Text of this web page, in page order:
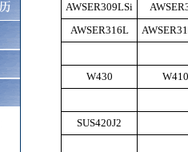
AWSER309LSi
AWSER316L
W430 W410
SUS420J2